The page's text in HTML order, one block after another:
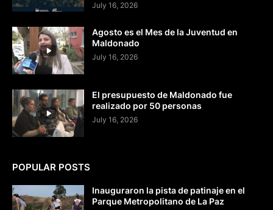
July 16, 2026
Agosto es el Mes de la Juventud en
Maldonado
July 16, 2026
El presupuesto de Maldonado fue
realizado por 50 personas
July 16, 2026
POPULAR POSTS
Inauguraron la pista de patinaje en el
Parque Metropolitano de La Paz